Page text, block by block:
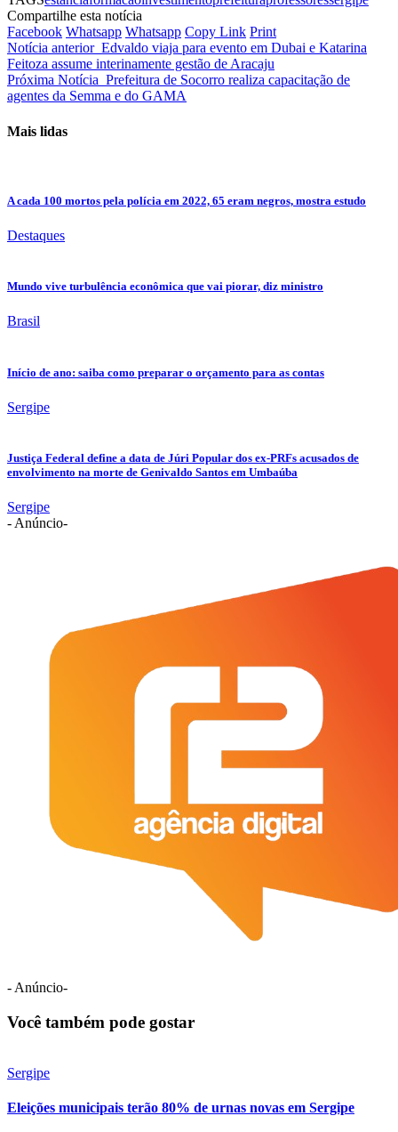
Compartilhe esta notícia
Facebook Whatsapp Whatsapp Copy Link Print
Notícia anterior Edvaldo viaja para evento em Dubai e Katarina
Feitoza assume interinamente gestão de Aracaju
Próxima Notícia Prefeitura de Socorro realiza capacitação de
agentes da Semma e do GAMA
Mais lidas
A cada 100 mortos pela polícia em 2022, 65 eram negros, mostra estudo
Destaques
Mundo vive turbulência econômica que vai piorar, diz ministro
Brasil
Início de ano: saiba como preparar o orçamento para as contas
Sergipe
Justiça Federal define a data de Júri Popular dos ex-PRFs acusados de
envolvimento na morte de Genivaldo Santos em Umbaúba
Sergipe
- Anúncio-
- Anúncio-
Você também pode gostar
Sergipe
Eleições municipais terão 80% de urnas novas em Sergipe